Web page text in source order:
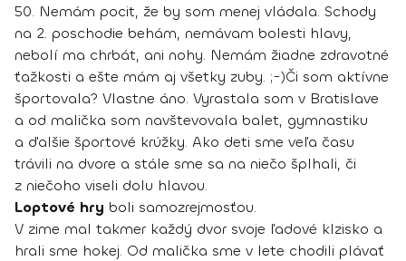
50. Nemám pocit, že by som menej vládala. Schody
na 2. poschodie behám, nemávam bolesti hlavy,
nebolí ma chrbát, ani nohy. Nemám žiadne zdravotné
ťažkosti a ešte mám aj všetky zuby. ;-)Či som aktívne
športovala? Vlastne áno. Vyrastala som v Bratislave
a od malička som navštevovala balet, gymnastiku
a ďalšie športové krúžky. Ako deti sme veľa času
trávili na dvore a stále sme sa na niečo šplhali, či
z niečoho viseli dolu hlavou.
Loptové hry boli samozrejmosťou.
V zime mal takmer každý dvor svoje ľadové klzisko a
hrali sme hokej. Od malička sme v lete chodili plávať